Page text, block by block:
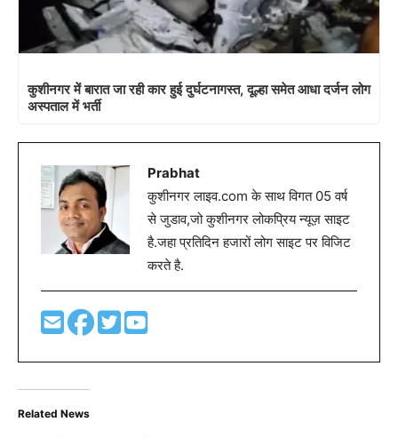
कुशीनगर में बारात जा रही कार हुई दुर्घटनागस्त, दूल्हा समेत आधा दर्जन लोग
अस्पताल में भर्ती
Prabhat
कुशीनगर लाइव.com के साथ विगत 05 वर्ष
से जुडाव,जो कुशीनगर लोकप्रिय न्यूज़ साइट
है.जहा प्रतिदिन हजारों लोग साइट पर विजिट
करते है.
Related News